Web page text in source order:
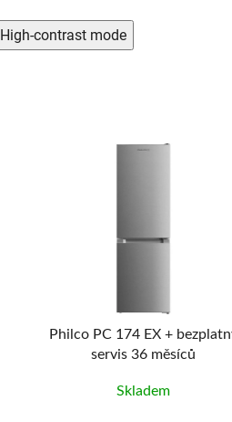
High-contrast mode
Philco PC 174 EX +
servis 36 měsíců
Skladem